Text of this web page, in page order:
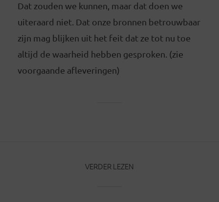
Dat zouden we kunnen, maar dat doen we
uiteraard niet. Dat onze bronnen betrouwbaar
zijn mag blijken uit het feit dat ze tot nu toe
altijd de waarheid hebben gesproken. (zie
voorgaande afleveringen)
VERDER LEZEN